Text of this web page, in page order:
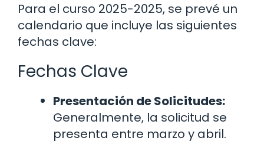
Para el curso 2025-2025, se prevé un
calendario que incluye las siguientes
fechas clave:
Fechas Clave
Presentación de Solicitudes:
Generalmente, la solicitud se
presenta entre marzo y abril.